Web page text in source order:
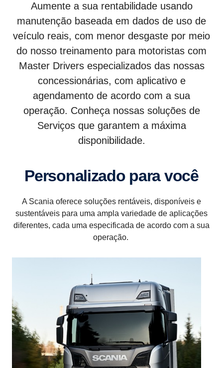
Aumente a sua rentabilidade usando
manutenção baseada em dados de uso de
veículo reais, com menor desgaste por meio
do nosso treinamento para motoristas com
Master Drivers especializados das nossas
concessionárias, com aplicativo e
agendamento de acordo com a sua
operação. Conheça nossas soluções de
Serviços que garantem a máxima
disponibilidade.
Personalizado para você
A Scania oferece soluções rentáveis, disponíveis e
sustentáveis para uma ampla variedade de aplicações
diferentes, cada uma especificada de acordo com a sua
operação.